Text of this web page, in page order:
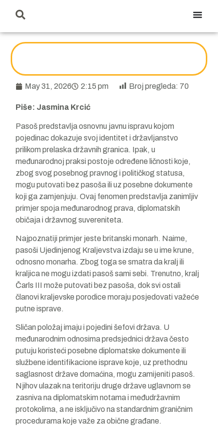
May 31, 2026 2:15 pm Broj pregleda: 70
Piše: Jasmina Krcić
Pasoš predstavlja osnovnu javnu ispravu kojom
pojedinac dokazuje svoj identitet i državljanstvo
prilikom prelaska državnih granica. Ipak, u
međunarodnoj praksi postoje određene ličnosti koje,
zbog svog posebnog pravnog i političkog statusa,
mogu putovati bez pasoša ili uz posebne dokumente
koji ga zamjenjuju. Ovaj fenomen predstavlja zanimljiv
primjer spoja međunarodnog prava, diplomatskih
običaja i državnog suvereniteta.
Najpoznatiji primjer jeste britanski monarh. Naime,
pasoši Ujedinjenog Kraljevstva izdaju se u ime krune,
odnosno monarha. Zbog toga se smatra da kralj ili
kraljica ne mogu izdati pasoš sami sebi. Trenutno, kralj
Čarls III može putovati bez pasoša, dok svi ostali
članovi kraljevske porodice moraju posjedovati važeće
putne isprave.
Sličan položaj imaju i pojedini šefovi država. U
međunarodnim odnosima predsjednici država često
putuju koristeći posebne diplomatske dokumente ili
službene identifikacione isprave koje, uz prethodnu
saglasnost države domaćina, mogu zamijeniti pasoš.
Njihov ulazak na teritoriju druge države uglavnom se
zasniva na diplomatskim notama i međudržavnim
protokolima, a ne isključivo na standardnim graničnim
procedurama koje važe za obične građane.